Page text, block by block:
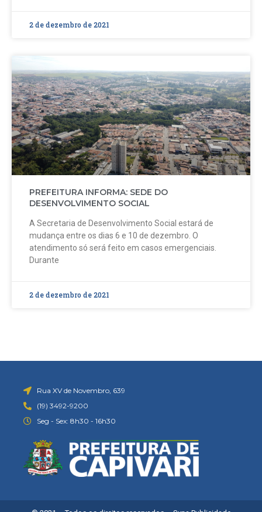
2 de dezembro de 2021
PREFEITURA INFORMA: SEDE DO
DESENVOLVIMENTO SOCIAL
A Secretaria de Desenvolvimento Social estará de
mudança entre os dias 6 e 10 de dezembro. O
atendimento só será feito em casos emergenciais.
Durante
2 de dezembro de 2021
Rua XV de Novembro, 639
(19) 3492-9200
Seg - Sex: 8h30 - 16h30